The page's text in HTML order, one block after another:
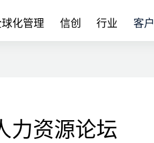
化管理 信创 行业 客户
力资源论坛